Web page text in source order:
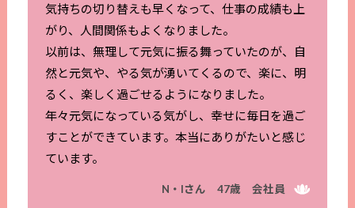
気持ちの切り替えも早くなって、仕事の成績も上
がり、人間関係もよくなりました。
以前は、無理して元気に振る舞っていたのが、自
然と元気や、やる気が湧いてくるので、楽に、明
るく、楽しく過ごせるようになりました。
年々元気になっている気がし、幸せに毎日を過ご
すことができています。本当にありがたいと感じ
ています。
N・Iさん 47歳 会社員